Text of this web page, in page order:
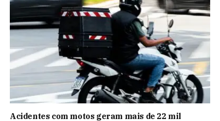
Acidentes com motos geram mais de 22 mil